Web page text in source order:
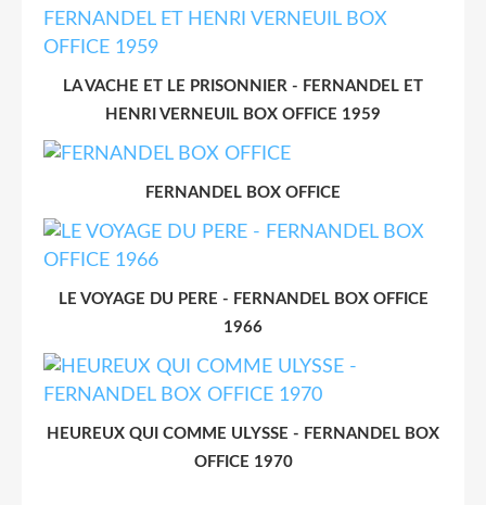
LA VACHE ET LE PRISONNIER - FERNANDEL ET
HENRI VERNEUIL BOX OFFICE 1959
FERNANDEL BOX OFFICE
LE VOYAGE DU PERE - FERNANDEL BOX OFFICE
1966
HEUREUX QUI COMME ULYSSE - FERNANDEL BOX
OFFICE 1970